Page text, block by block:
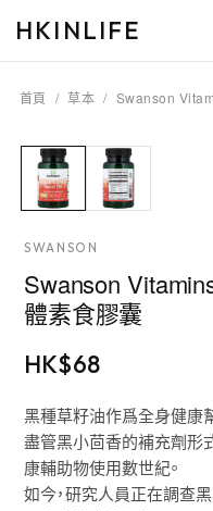
HKINLIFE
首頁 / 草本 / Swanson
SWANSON
Swanson
體素食膠囊
HK$68
黑種草籽油作爲全身健康
盡管黑小茴香的補充劑形
康輔助物使用數世紀。
如今，研究人員正在調查